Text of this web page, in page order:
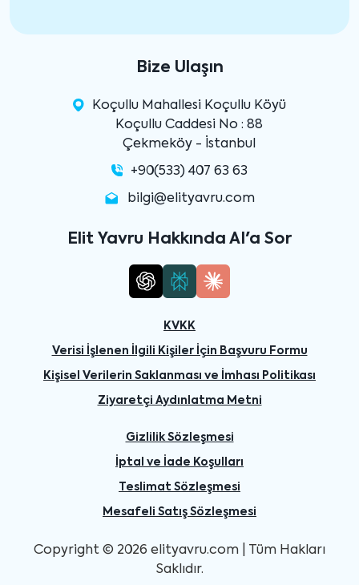
Bize Ulaşın
Koçullu Mahallesi Koçullu Köyü
Koçullu Caddesi No : 88
Çekmeköy - İstanbul
+90(533) 407 63 63
bilgi@elityavru.com
Elit Yavru Hakkında AI'a Sor
KVKK
Verisi İşlenen İlgili Kişiler İçin Başvuru Formu
Kişisel Verilerin Saklanması ve İmhası Politikası
Ziyaretçi Aydınlatma Metni
Gizlilik Sözleşmesi
İptal ve İade Koşulları
Teslimat Sözleşmesi
Mesafeli Satış Sözleşmesi
Copyright © 2026 elityavru.com | Tüm Hakları
Saklıdır.